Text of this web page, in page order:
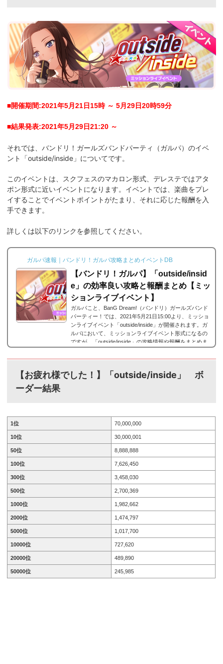
■開催期間:2021年5月21日15時 ～ 5月29日20時59分
■結果発表:2021年5月29日21:20 ～
それでは、バンドリ！ガールズバンドパーティ（ガルパ）のイベ
ント「outside/inside」 についてです。
このイベントは、スクフェスのマカロン形式、デレステではアタ
ポン形式に近いイベントになります。イベントでは、楽曲をプレ
イすることでイベントポイントがたまり、それに応じた報酬を入
手できます。
詳しくは以下のリンクを参照してください。
ガルパ速報｜バンドリ！ガルパ攻略まとめイベントDB
【バンドリ！ガルパ】「outside/insid
e」の効率良い攻略と報酬まとめ【ミッ
ションライブイベント】
ガルパこと、BanG Dream!（バンドリ）ガールズバンド
パーティー！では、2021年5月21日15:00より、ミッショ
ンライブイベント「outside/inside」が開催されます。ガ
ルパにおいて、ミッションライブイベント形式になるの
ですが、「outside/inside」の攻略情報や報酬をまとめま
詳細■開催期間:2021年5月21日15時 ～ 5月29日20時59分
リ！ガールズバンドパーティ（ガルパ）ではイベント「o
【お疲れ様でした！】「outside/inside」
ボ
ーダー結果
1位 70,000,000
10位 30,000,001
50位 8,888,888
100位 7,626,450
300位 3,458,030
500位 2,700,369
1000位 1,982,662
2000位 1,474,797
5000位 1,017,700
10000位 727,620
20000位 489,890
50000位 245,985